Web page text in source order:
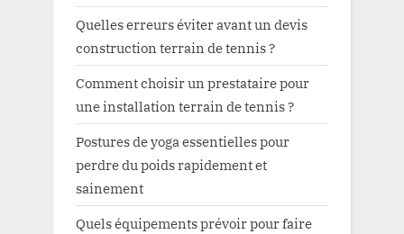
Quelles erreurs éviter avant un devis
construction terrain de tennis ?
Comment choisir un prestataire pour
une installation terrain de tennis ?
Postures de yoga essentielles pour
perdre du poids rapidement et
sainement
Quels équipements prévoir pour faire